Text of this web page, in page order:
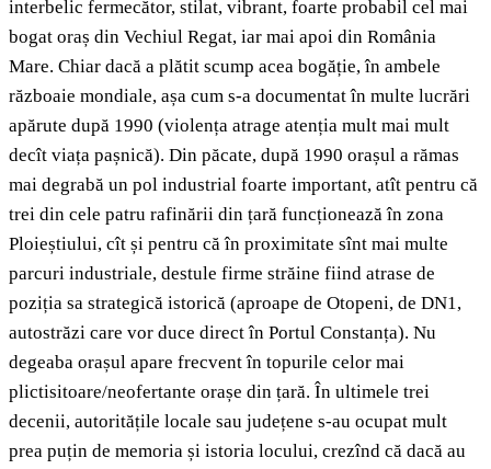
interbelic fermecător, stilat, vibrant, foarte probabil cel mai
bogat oraș din Vechiul Regat, iar mai apoi din România
Mare. Chiar dacă a plătit scump acea bogăție, în ambele
războaie mondiale, așa cum s-a documentat în multe lucrări
apărute după 1990 (violența atrage atenția mult mai mult
decît viața pașnică). Din păcate, după 1990 orașul a rămas
mai degrabă un pol industrial foarte important, atît pentru că
trei din cele patru rafinării din țară funcționează în zona
Ploieștiului, cît și pentru că în proximitate sînt mai multe
parcuri industriale, destule firme străine fiind atrase de
poziția sa strategică istorică (aproape de Otopeni, de DN1,
autostrăzi care vor duce direct în Portul Constanța). Nu
degeaba orașul apare frecvent în topurile celor mai
plictisitoare/neofertante orașe din țară. În ultimele trei
decenii, autoritățile locale sau județene s-au ocupat mult
prea puțin de memoria și istoria locului, crezînd că dacă au